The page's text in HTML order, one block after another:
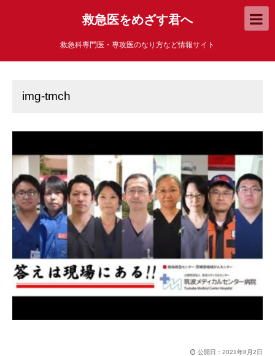
救急医をめざす君へ
救急科専門医・専攻医のなり方など情報サイト
img-tmch
公開日： 2021年8月2日